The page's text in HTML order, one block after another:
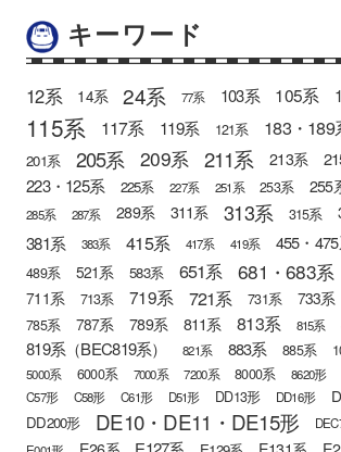
キーワード
12系 14系 24系 77系 103系 105系
115系 117系 119系 121系 183・189
201系 205系 209系 211系 213系
223・125系 225系 227系 251系 253系 255
285系
287系 289系 311系 313系 315系
381系 383系 415系 417系 419系 455・
489系 521系 583系 651系 681・683系
711系 713系 719系 721系 731系 733系
785系 787系 789系 811系 813系 815系
819系（BEC819系） 821系 883系 885系
5000系 6000系 7000系 7200系 8000系 8620形
C57形
C58形 C61形 D51形 DD13形 DD16形
DD200形 DE10・DE11・DE15形